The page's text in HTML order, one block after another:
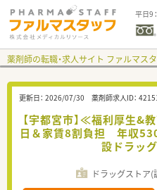
平日9
薬剤師の転職・求人サイト ファルマス
更新日： 2026/07/30 薬剤師求人ID：
【宇都宮市】≪福利厚生&
日＆家賃8割負担 年収
設ドラッ
ドラッグストア(